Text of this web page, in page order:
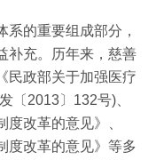
的重要组成部分，
补充。历年来，慈善
民政部关于加强医疗
〔2013〕132号)、
度改革的意见》、
度改革的意见》等多